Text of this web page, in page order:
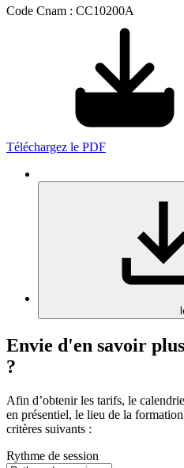
Code Cnam : CC10200A
Téléchargez le PDF
Envie d'en savoir
?
Afin d’obtenir les tarifs, le
en présentiel, le lieu de la
critères suivants :
Rythme de session